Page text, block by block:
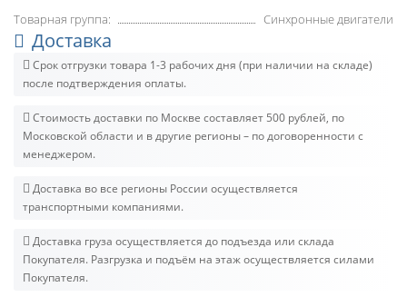
Товарная группа: Синхронные двигатели
Доставка
Срок отгрузки товара 1-3 рабочих дня (при наличии на складе)
после подтверждения оплаты.
Стоимость доставки по Москве составляет 500 рублей, по
Московской области и в другие регионы – по договоренности с
менеджером.
Доставка во все регионы России осуществляется
транспортными компаниями.
Доставка груза осуществляется до подъезда или склада
Покупателя. Разгрузка и подъём на этаж осуществляется силами
Покупателя.